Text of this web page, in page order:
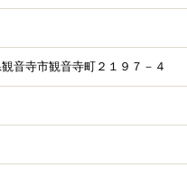
観音寺市観音寺町２１９７－４